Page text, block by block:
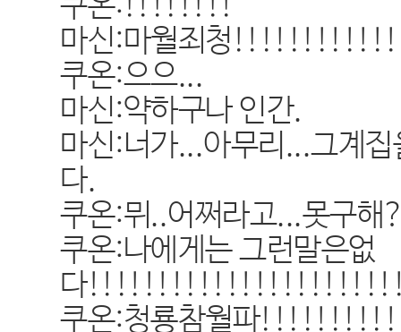
마신:마월죄청
쿠온:으으...
마신:약하구나 인간.
마신:너가...아무리...그계
다.
쿠온:뮈..어쩌라고...못구해
쿠온:나에게는 그런말은없
다
쿠온:청룡참월파